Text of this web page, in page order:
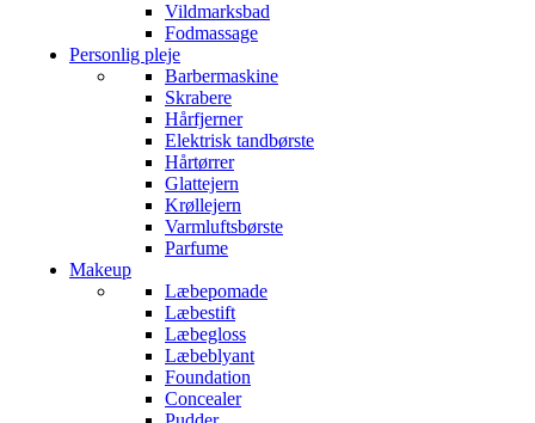
Vildmarksbad
Fodmassage
Personlig pleje
Barbermaskine
Skrabere
Hårfjerner
Elektrisk tandbørste
Hårtørrer
Glattejern
Krøllejern
Varmluftsbørste
Parfume
Makeup
Læbepomade
Læbestift
Læbegloss
Læbeblyant
Foundation
Concealer